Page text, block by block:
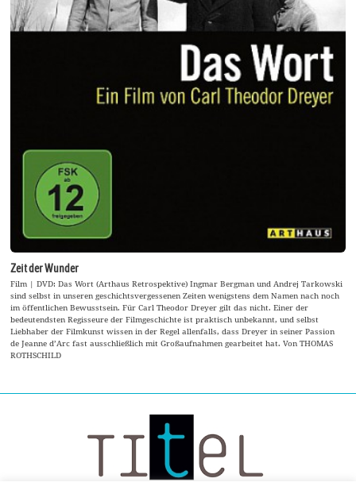
Zeit der Wunder
Film | DVD: Das Wort (Arthaus Retrospektive) Ingmar Bergman und Andrej Tarkowski
sind selbst in unseren geschichtsvergessenen Zeiten wenigstens dem Namen nach noch
im öffentlichen Bewusstsein. Für Carl Theodor Dreyer gilt das nicht. Einer der
bedeutendsten Regisseure der Filmgeschichte ist praktisch unbekannt, und selbst
Liebhaber der Filmkunst wissen in der Regel allenfalls, dass Dreyer in seiner Passion
de Jeanne d’Arc fast ausschließlich mit Großaufnahmen gearbeitet hat. Von THOMAS
ROTHSCHILD